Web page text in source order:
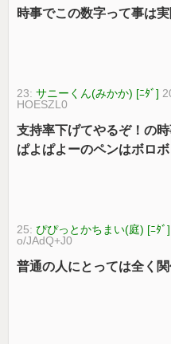
時事でこの数字って事は
23:サニーくん(みかか) [ﾆﾀﾞ]
HOESZL0
支持率下げてやるぞ！の
ぱよぱよーのペンはボロ
25: ぴぴっとかちまい(庭) [ﾆﾀﾞ]
o/JAdQ+J0
普通の人にとっては全く